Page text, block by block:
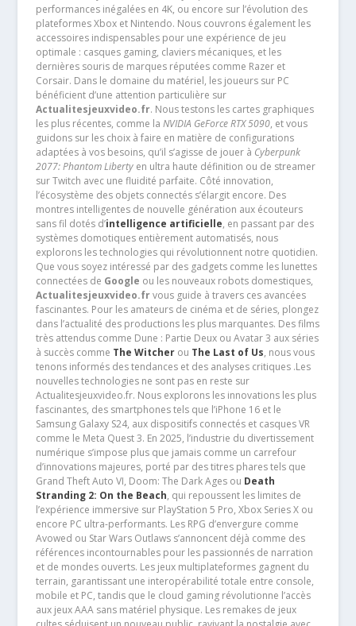
performances inégalées en 4K, ou encore sur l’évolution des
plateformes Xbox et Nintendo. Nous couvrons également les
accessoires indispensables pour une expérience de jeu
optimale : casques gaming, claviers mécaniques, et les
dernières souris de marques réputées comme Razer et
Corsair. Dans le domaine du matériel, les joueurs sur PC
bénéficient d’une attention particulière sur
Actualitesjeuxvideo.fr. Nous testons les cartes graphiques
les plus récentes, comme la NVIDIA GeForce RTX 5090, et vous
guidons sur les choix à faire en matière de configurations
adaptées à vos besoins, qu’il s’agisse de jouer à Cyberpunk
2077: Phantom Libertyen ultra haute définition ou de streamer
sur Twitch avec une fluidité parfaite. Côté innovation,
l’écosystème des objets connectés s’élargit encore. Des
montres intelligentes de nouvelle génération aux écouteurs
sans fil dotés d’intelligence artificielle, en passant par des
systèmes domotiques entièrement automatisés, nous
explorons les technologies qui révolutionnent notre quotidien.
Que vous soyez intéressé par des gadgets comme les lunettes
connectées de Google ou les nouveaux robots domestiques,
Actualitesjeuxvideo.frvous guide à travers ces avancées
fascinantes. Pour les amateurs de cinéma et de séries, plongez
dans l’actualité des productions les plus marquantes. Des films
très attendus comme Dune : Partie Deux ou Avatar 3 aux séries
à succès comme The Witcherou The Last of Us, nous vous
tenons informés des tendances et des analyses critiques .Les
nouvelles technologies ne sont pas en reste sur
Actualitesjeuxvideo.fr. Nous explorons les innovations les plus
fascinantes, des smartphones tels que l’iPhone 16 et le
Samsung Galaxy S24, aux dispositifs connectés et casques VR
comme le Meta Quest 3. En 2025, l’industrie du divertissement
numérique s’impose plus que jamais comme un carrefour
d’innovations majeures, porté par des titres phares tels que
Grand Theft Auto VI, Doom: The Dark Ages ou Death
Stranding 2: On the Beach, qui repoussent les limites de
l’expérience immersive sur PlayStation 5 Pro, Xbox Series X ou
encore PC ultra-performants. Les RPG d’envergure comme
Avowed ou Star Wars Outlaws s’annoncent déjà comme des
références incontournables pour les passionnés de narration
et de mondes ouverts. Les jeux multiplateformes gagnent du
terrain, garantissant une interopérabilité totale entre console,
mobile et PC, tandis que le cloud gaming révolutionne l’accès
aux jeux AAA sans matériel physique. Les remakes de jeux